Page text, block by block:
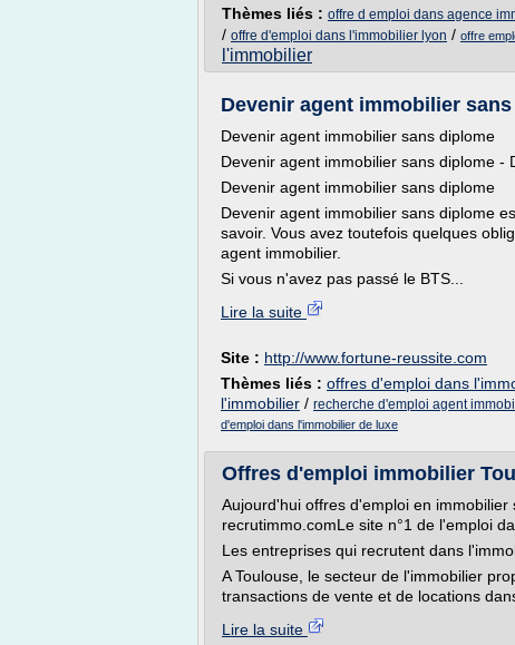
Thèmes liés : offre d emploi dans agence
/ offre d'emploi dans l'immobilier lyon / offre
l'immobilier
Devenir agent immobilier sans
Devenir agent immobilier sans diplome
Devenir agent immobilier sans diplome -
Devenir agent immobilier sans diplome
Devenir agent immobilier sans diplome
savoir. Vous avez toutefois quelques
agent immobilier.
Si vous n'avez pas passé le BTS...
Lire la suite
Site : http://www.fortune-reussite.com
Thèmes liés : offres d'emploi dans
l'immobilier / recherche d'emploi agent
d'emploi dans l'immobilier de luxe
Offres d'emploi immobilier
Aujourd'hui offres d'emploi en
recrutimmo.comLe site n°1 de l'emploi
Les entreprises qui recrutent dans
A Toulouse, le secteur de l'immobilier
transactions de vente et de locations
Lire la suite